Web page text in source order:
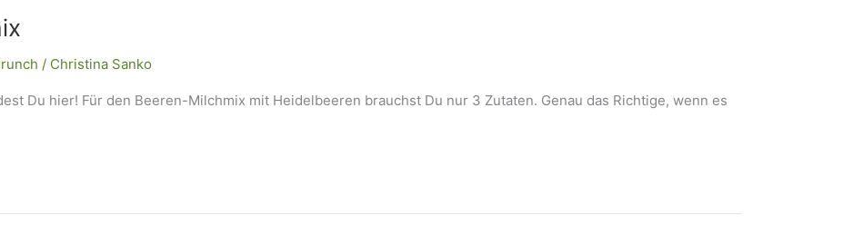
/ Christina Sanko
Du hier! Für den Beeren-Milchmix mit Heidelbeeren brauchst Du nur 3 Zutaten. Genau das Richtige, wenn es